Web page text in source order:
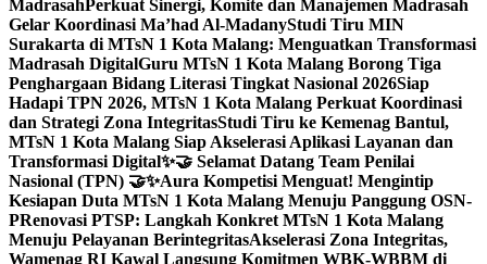
MadrasahPerkuat Sinergi, Komite dan Manajemen Madrasah
Gelar Koordinasi Ma’had Al-MadanyStudi Tiru MIN
Surakarta di MTsN 1 Kota Malang: Menguatkan Transformasi
Madrasah DigitalGuru MTsN 1 Kota Malang Borong Tiga
Penghargaan Bidang Literasi Tingkat Nasional 2026Siap
Hadapi TPN 2026, MTsN 1 Kota Malang Perkuat Koordinasi
dan Strategi Zona IntegritasStudi Tiru ke Kemenag Bantul,
MTsN 1 Kota Malang Siap Akselerasi Aplikasi Layanan dan
Transformasi Digital✨🤝 Selamat Datang Team Penilai
Nasional (TPN) 🤝✨Aura Kompetisi Menguat! Mengintip
Kesiapan Duta MTsN 1 Kota Malang Menuju Panggung OSN-
PRenovasi PTSP: Langkah Konkret MTsN 1 Kota Malang
Menuju Pelayanan BerintegritasAkselerasi Zona Integritas,
Wamenag RI Kawal Langsung Komitmen WBK-WBBM di